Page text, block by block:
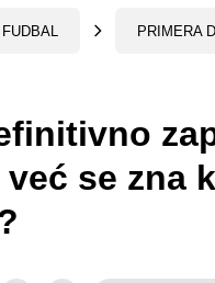
FUDBAL PRIMERA
se zna